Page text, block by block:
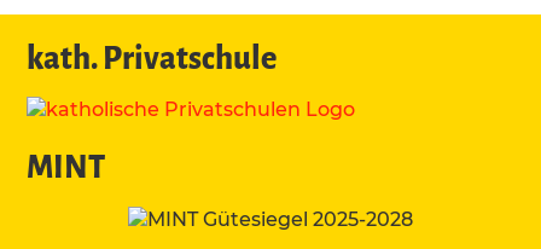
kath. Privatschule
MINT